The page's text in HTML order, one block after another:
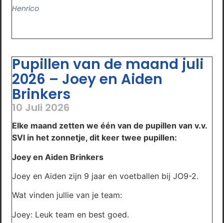
Henrico
Pupillen van de maand juli
2026 – Joey en Aiden
Brinkers
10 Juli 2026
Elke maand zetten we één van de pupillen van v.v.
SVI in het zonnetje, dit keer twee pupillen:
Joey en Aiden Brinkers
Joey en Aiden zijn 9 jaar en voetballen bij JO9-2.
Wat vinden jullie van je team:
Joey: Leuk team en best goed.